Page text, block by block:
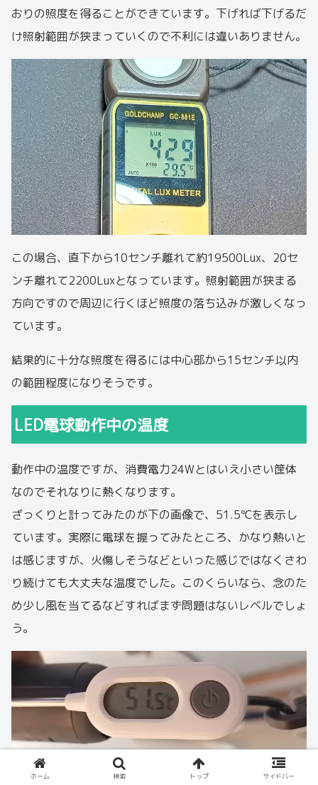
おりの照度を得ることができています。下げれば下げるだ
け照射範囲が狭まっていくので不利には違いありません。
この場合、直下から10センチ離れて約19500Lux、20セ
ンチ離れて2200Luxとなっています。照射範囲が狭まる
方向ですので周辺に行くほど照度の落ち込みが激しくなっ
ています。
結果的に十分な照度を得るには中心部から15センチ以内
の範囲程度になりそうです。
LED電球動作中の温度
動作中の温度ですが、消費電力24Wとはいえ小さい筐体
なのでそれなりに熱くなります。
ざっくりと計ってみたのが下の画像で、51.5℃を表示し
ています。実際に電球を握ってみたところ、かなり熱いと
は感じますが、火傷しそうなどといった感じではなくさわ
り続けても大丈夫な温度でした。このくらいなら、念のた
め少し風を当てるなどすればまず問題はないレベルでしょ
う。
ホーム 検索 トップ サイドバー